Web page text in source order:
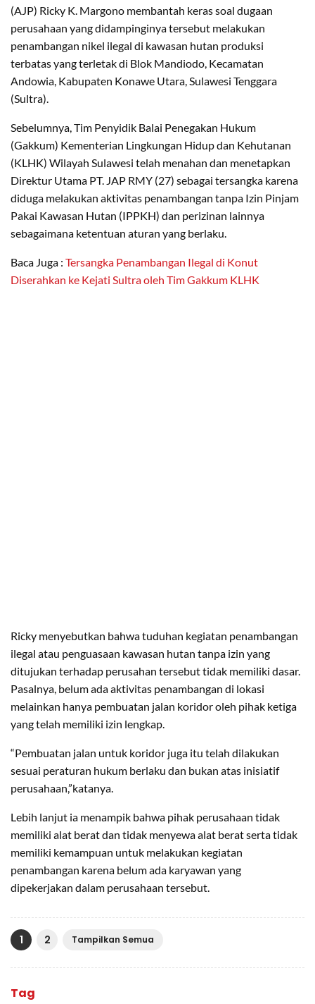
(AJP) Ricky K. Margono membantah keras soal dugaan
perusahaan yang didampinginya tersebut melakukan
penambangan nikel ilegal di kawasan hutan produksi
terbatas yang terletak di Blok Mandiodo, Kecamatan
Andowia, Kabupaten Konawe Utara, Sulawesi Tenggara
(Sultra).
Sebelumnya, Tim Penyidik Balai Penegakan Hukum
(Gakkum) Kementerian Lingkungan Hidup dan Kehutanan
(KLHK) Wilayah Sulawesi telah menahan dan menetapkan
Direktur Utama PT. JAP RMY (27) sebagai tersangka karena
diduga melakukan aktivitas penambangan tanpa Izin Pinjam
Pakai Kawasan Hutan (IPPKH) dan perizinan lainnya
sebagaimana ketentuan aturan yang berlaku.
Baca Juga : Tersangka Penambangan Ilegal di Konut
Diserahkan ke Kejati Sultra oleh Tim Gakkum KLHK
Ricky menyebutkan bahwa tuduhan kegiatan penambangan
ilegal atau penguasaan kawasan hutan tanpa izin yang
ditujukan terhadap perusahan tersebut tidak memiliki dasar.
Pasalnya, belum ada aktivitas penambangan di lokasi
melainkan hanya pembuatan jalan koridor oleh pihak ketiga
yang telah memiliki izin lengkap.
“Pembuatan jalan untuk koridor juga itu telah dilakukan
sesuai peraturan hukum berlaku dan bukan atas inisiatif
perusahaan,”katanya.
Lebih lanjut ia menampik bahwa pihak perusahaan tidak
memiliki alat berat dan tidak menyewa alat berat serta tidak
memiliki kemampuan untuk melakukan kegiatan
penambangan karena belum ada karyawan yang
dipekerjakan dalam perusahaan tersebut.
1 2 Tampilkan Semua
Tag